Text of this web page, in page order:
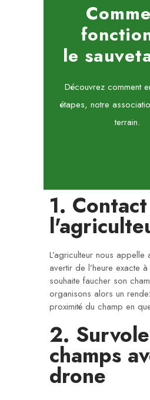
le
Découvrez comment
étapes, notre
terrain.
1.
L’agriculteur nous appelle
avertir de l’heure exacte
souhaite faucher son
organisons alors un
proximité du champ en
2.
champs
drone